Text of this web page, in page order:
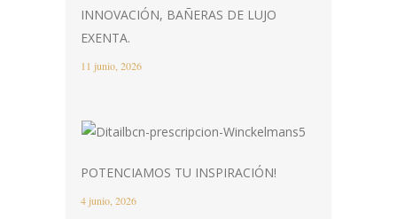
INNOVACIÓN, BAÑERAS DE LUJO
EXENTA.
11 junio, 2026
POTENCIAMOS TU INSPIRACIÓN!
4 junio, 2026